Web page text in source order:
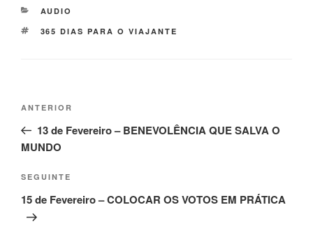
AUDIO
365 DIAS PARA O VIAJANTE
ANTERIOR
13 de Fevereiro – BENEVOLÊNCIA QUE SALVA O
MUNDO
SEGUINTE
15 de Fevereiro – COLOCAR OS VOTOS EM PRÁTICA